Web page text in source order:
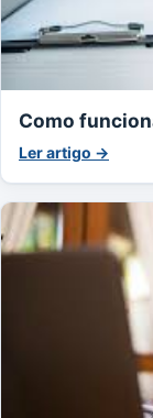
Como
Ler artigo →